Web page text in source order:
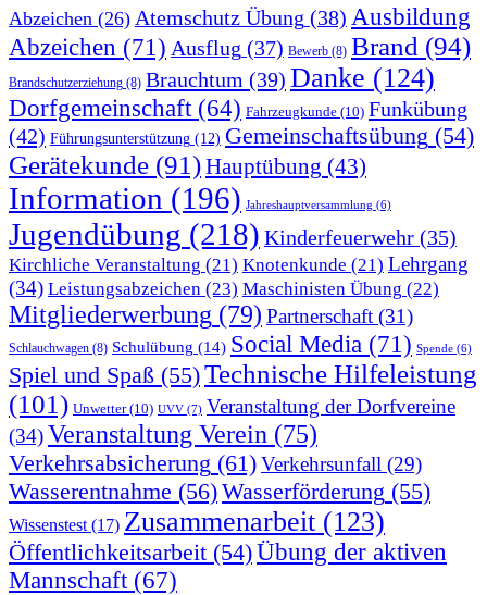
Abzeichen (26) Atemschutz Übung (38) Ausbildung
Abzeichen (71) Ausflug (37) Bewerb (8) Brand (94)
Brandschutzerziehung (8) Brauchtum (39) Danke (124)
Dorfgemeinschaft (64) Fahrzeugkunde (10) Funkübung
(42) Führungsunterstützung (12) Gemeinschaftsübung (54)
Gerätekunde (91)Hauptübung (43)
Information (196) Jahreshauptversammlung (6)
Jugendübung (218) Kinderfeuerwehr (35)
Kirchliche Veranstaltung (21) Knotenkunde (21) Lehrgang
(34) Leistungsabzeichen (23) Maschinisten Übung (22)
Mitgliederwerbung (79) Partnerschaft (31)
Schlauchwagen (8) Schulübung (14) Social Media (71) Spende (6)
Spiel und Spaß (55)Technische Hilfeleistung
(101) Unwetter(10) UVV (7) Veranstaltung der Dorfvereine
(34)Veranstaltung Verein (75)
Verkehrsabsicherung (61)Verkehrsunfall (29)
Wasserentnahme (56)Wasserförderung (55)
Wissenstest (17) Zusammenarbeit (123)
Öffentlichkeitsarbeit (54)Übung der aktiven
Mannschaft (67)